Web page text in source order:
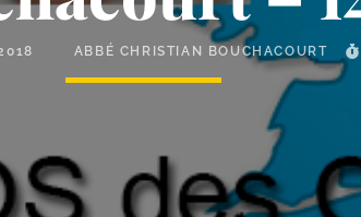
ABBÉ CHRISTIAN BOUCHACOURT